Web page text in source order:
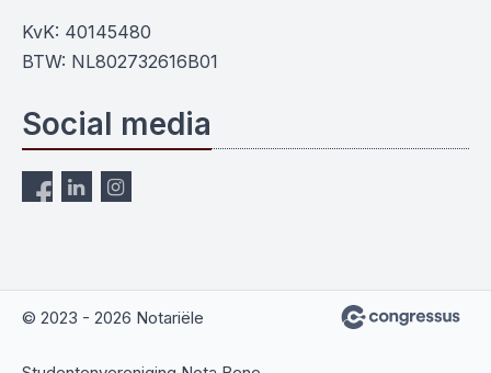
KvK: 40145480
BTW: NL802732616B01
Social media
© 2023 - 2026 Notariële